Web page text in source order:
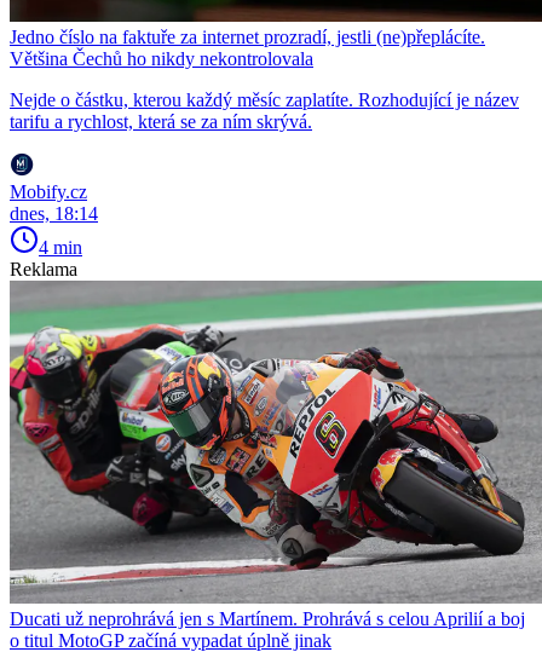
Jedno číslo na faktuře za internet prozradí, jestli (ne)přeplácíte.
Většina Čechů ho nikdy nekontrolovala
Nejde o částku, kterou každý měsíc zaplatíte. Rozhodující je název
tarifu a rychlost, která se za ním skrývá.
Mobify.cz
dnes, 18:14
4 min
Reklama
Ducati už neprohrává jen s Martínem. Prohrává s celou Aprilií a boj
o titul MotoGP začíná vypadat úplně jinak